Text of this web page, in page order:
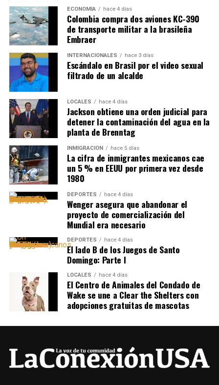
ECONOMÍA hace 4 días
Colombia compra dos aviones KC-390
de transporte militar a la brasileña
Embraer
INTERNACIONALES hace 3 días
Escándalo en Brasil por el video sexual
filtrado de un alcalde
LOCALES hace 4 días
Jackson obtiene una orden judicial para
detener la contaminación del agua en la
planta de Brenntag
INMIGRACIÓN hace 5 días
La cifra de inmigrantes mexicanos cae
un 5 % en EEUU por primera vez desde
1980
DEPORTES hace 4 días
Wenger asegura que abandonar el
proyecto de comercialización del
Mundial era necesario
DEPORTES hace 4 días
El lado B de los Juegos de Santo
Domingo: Parte I
LOCALES hace 4 días
El Centro de Animales del Condado de
Wake se une a Clear the Shelters con
adopciones gratuitas de mascotas